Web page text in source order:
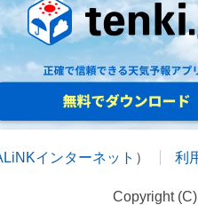
インターネット ） 利
Copyright